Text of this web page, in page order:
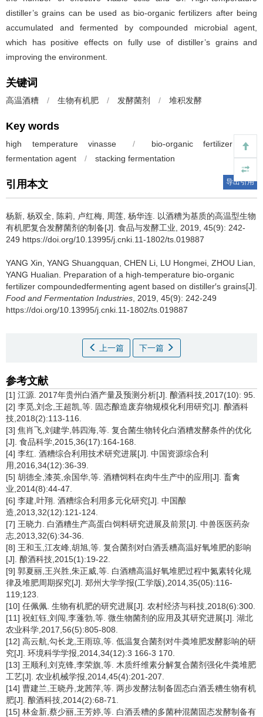
distiller’s grains can be used as bio-organic fertilizers after being
accumulated and fermented by compounded microbial agent,
which has positive effects on fully use of distiller’s grains and
improving the environment.
关键词
高温酒糟 / 生物有机肥 / 发酵菌剂 / 堆积发酵
Key words
high temperature vinasse / bio-organic fertilizer
fermentation agent
/ stacking fermentation
引用本文 导出引用
杨新 杨双全 陈莉 卢红梅 周莲 杨华连
以酒糟为基质的高温型生物
有机肥复合发酵菌剂的制备[J]. 食品与发酵工业, 2019, 45(9): 242-
249 https://doi.org/10.13995/j.cnki.11-1802/ts.019887
YANG Xin YANG Shuangquan CHEN Li LU Hongmei ZHOU Lian
YANG Hualian
Preparation of a high-temperature bio-organic
fertilizer compoundedfermenting agent based on distiller′s grains[J].
Food and Fermentation Industries , 2019, 45(9): 242-249
https://doi.org/10.13995/j.cnki.11-1802/ts.019887
上一篇 下一篇
参考文献
[1] 江源. 2017年贵州白酒产量及预测分析[J]. 酿酒科技,2017(10): 95.
[2] 李觅,刘念,王超凯,等. 固态酿造废弃物规模化利用研究[J]. 酿酒科
技,2018(2):113-116.
[3] 焦肖飞,刘建学,韩四海,等. 复合菌生物转化白酒糟发酵条件的优化
[J]. 食品科学,2015,36(17):164-168.
[4] 李红. 酒糟综合利用技术研究进展[J]. 中国资源综合利
用,2016,34(12):36-39.
[5] 胡德全,漆英,余国华,等. 酒糟饲料在肉牛生产中的应用[J]. 畜禽
业,2014(8):44-47.
[6] 李建,叶翔. 酒糟综合利用多元化研究[J]. 中国酿
造,2013,32(12):121-124.
[7] 王晓力. 白酒糟生产高蛋白饲料研究进展及前景[J]. 中兽医医药杂
志,2013,32(6):34-36.
[8] 王和玉,江友峰,胡旭,等. 复合菌剂对白酒丢糟高温好氧堆肥的影响
[J]. 酿酒科技,2015(1):19-22.
[9] 郭夏丽,王兴胜,朱正威,等. 白酒糟高温好氧堆肥过程中氮素转化规
律及堆肥周期探究[J]. 郑州大学学报(工学版),2014,35(05):116-
119;123.
[10] 任佩佩. 生物有机肥的研究进展[J]. 农村经济与科技,2018(6):300.
[11] 祝虹钰,刘闯,李蓬勃,等. 微生物菌剂的应用及其研究进展[J]. 湖北
农业科学,2017,56(5):805-808.
[12] 高云航,勾长龙,王雨琼,等. 低温复合菌剂对牛粪堆肥发酵影响的研
究[J]. 环境科学学报,2014,34(12):3 166-3 170.
[13] 王顺利,刘克锋,李荣旗,等. 木质纤维素分解复合菌剂强化牛粪堆肥
工艺[J]. 农业机械学报,2014,45(4):201-207.
[14] 曹建兰,王晓丹,龙茜萍,等. 两步发酵法制备固态白酒丢糟生物有机
肥[J]. 酿酒科技,2014(2):68-71.
[15] 林金新,蔡少丽,王芳婷,等. 白酒丢糟的多菌种混菌固态发酵制备有